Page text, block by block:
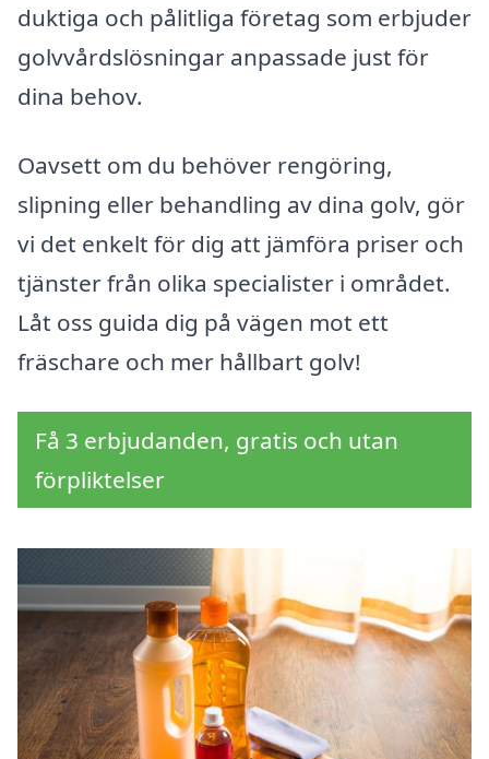
duktiga och pålitliga företag som erbjuder
golvvårdslösningar anpassade just för
dina behov.
Oavsett om du behöver rengöring,
slipning eller behandling av dina golv, gör
vi det enkelt för dig att jämföra priser och
tjänster från olika specialister i området.
Låt oss guida dig på vägen mot ett
fräschare och mer hållbart golv!
Få 3 erbjudanden, gratis och utan
förpliktelser